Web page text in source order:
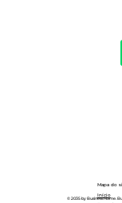
© 2035 by Business Name.
Mapa do
Início